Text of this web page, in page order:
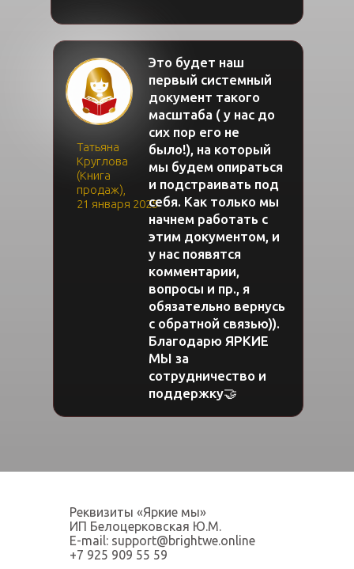
Татьяна
Круглова
(Книга
продаж),
21 января 2025
Это будет наш
первый системный
документ такого
масштаба ( у нас до
сих пор его не
было!), на который
мы будем опираться
и подстраивать под
себя. Как только мы
начнем работать с
этим документом, и
у нас появятся
комментарии,
вопросы и пр., я
обязательно вернусь
с обратной связью)).
Благодарю ЯРКИЕ
МЫ за
сотрудничество и
поддержку🤝
Реквизиты «Яркие мы»
ИП Белоцерковская Ю.М.
E-mail: support@brightwe.online
+7 925 909 55 59